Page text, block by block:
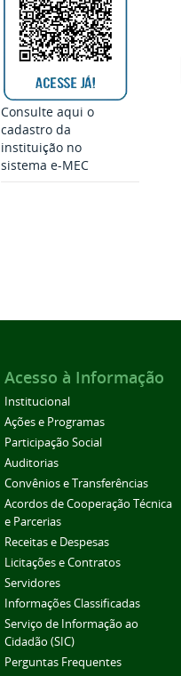
Consulte aqui o
cadastro da
instituição no
sistema e-MEC
Acesso à Informação
Institucional
Ações e Programas
Participação Social
Auditorias
Convênios e Transferências
Acordos de Cooperação Técnica
e Parcerias
Receitas e Despesas
Licitações e Contratos
Servidores
Informações Classificadas
Serviço de Informação ao
Cidadão (SIC)
Perguntas Frequentes